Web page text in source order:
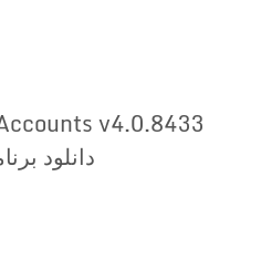
Accounts v4.0.8433
دانلود